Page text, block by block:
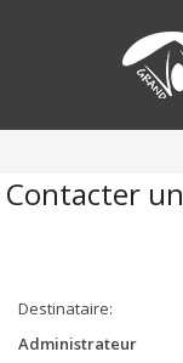
Contacter
Destinataire:
Administrateur